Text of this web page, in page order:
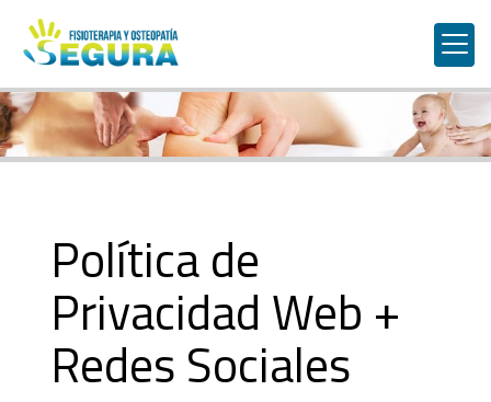
Política de
Privacidad Web +
Redes Sociales